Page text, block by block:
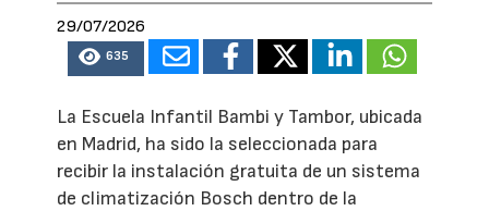
29/07/2026
635
La Escuela Infantil Bambi y Tambor, ubicada
en Madrid, ha sido la seleccionada para
recibir la instalación gratuita de un sistema
de climatización Bosch dentro de la